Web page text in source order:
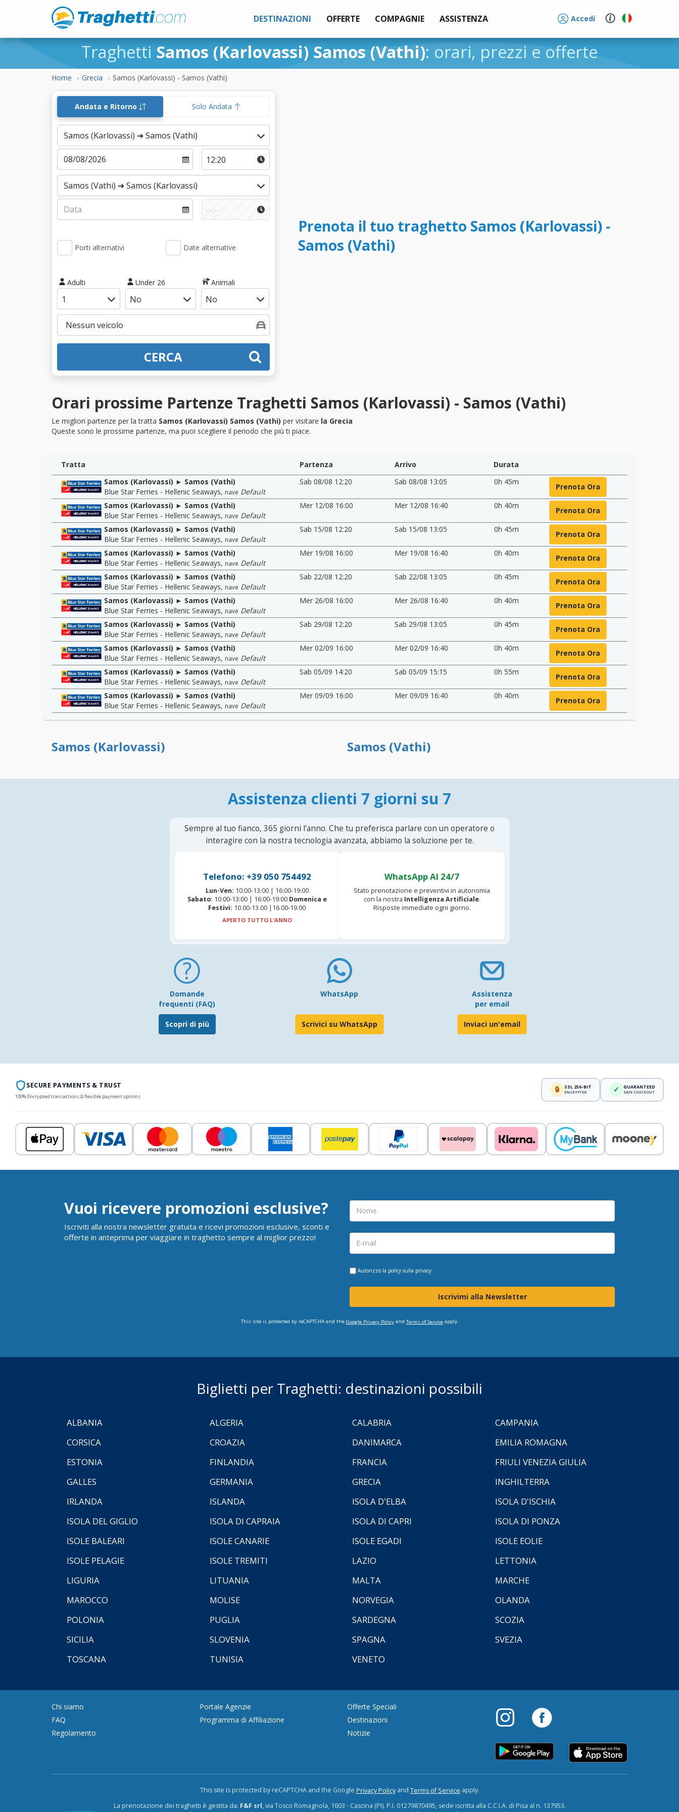
DESTINAZIONI OFFERTE COMPAGNIE ASSISTENZA Accedi
Traghetti Samos (Karlovassi) Samos (Vathi): orari, prezzi e offerte
Home Grecia Samos (Karlovassi) - Samos (Vathi)
Andata e Ritorno Solo Andata
Porti alternativi Date alternative
Adulti Under 26 Animali
CERCA
Prenota il tuo traghetto Samos (Karlovassi) -
Samos (Vathi)
Orari prossime Partenze Traghetti Samos (Karlovassi) - Samos (Vathi)
Le migliori partenze per la tratta Samos (Karlovassi) Samos (Vathi) per visitare la Grecia
Queste sono le prossime partenze, ma puoi scegliere il periodo che più ti piace.
Tratta Partenza Arrivo
Durata
Samos (Karlovassi) ► Samos (Vathi)
Blue Star Ferries - Hellenic Seaways, nave Default
Sab 08/08 12:20 Sab 08/08 13:05 0h 45m
Prenota Ora
Samos (Karlovassi) ► Samos (Vathi)
Blue Star Ferries - Hellenic Seaways, nave Default
Mer 12/08 16:00 Mer 12/08 16:40 0h 40m
Prenota Ora
Samos (Karlovassi) ► Samos (Vathi)
Blue Star Ferries - Hellenic Seaways, nave Default
Sab 15/08 12:20 Sab 15/08 13:05 0h 45m
Prenota Ora
Samos (Karlovassi) ► Samos (Vathi)
Blue Star Ferries - Hellenic Seaways, nave Default
Mer 19/08 16:00 Mer 19/08 16:40 0h 40m
Prenota Ora
Samos (Karlovassi) ► Samos (Vathi)
Blue Star Ferries - Hellenic Seaways, nave Default
Sab 22/08 12:20 Sab 22/08 13:05 0h 45m
Prenota Ora
Samos (Karlovassi) ► Samos (Vathi)
Blue Star Ferries - Hellenic Seaways, nave Default
Mer 26/08 16:00 Mer 26/08 16:40 0h 40m
Prenota Ora
Samos (Karlovassi) ► Samos (Vathi)
Blue Star Ferries - Hellenic Seaways, nave Default
Sab 29/08 12:20 Sab 29/08 13:05 0h 45m
Prenota Ora
Samos (Karlovassi) ► Samos (Vathi)
Blue Star Ferries - Hellenic Seaways, nave Default
Mer 02/09 16:00 Mer 02/09 16:40 0h 40m
Prenota Ora
Samos (Karlovassi) ► Samos (Vathi)
Blue Star Ferries - Hellenic Seaways, nave Default
Sab 05/09 14:20 Sab 05/09 15:15 0h 55m
Prenota Ora
Samos (Karlovassi) ► Samos (Vathi)
Blue Star Ferries - Hellenic Seaways, nave Default
Mer 09/09 16:00 Mer 09/09 16:40 0h 40m
Prenota Ora
Samos (Karlovassi) Samos (Vathi)
Assistenza clienti 7 giorni su 7
Sempre al tuo fianco, 365 giorni l'anno. Che tu preferisca parlare con un operatore o
interagire con la nostra tecnologia avanzata, abbiamo la soluzione per te.
Telefono: +39 050 754492
Lun-Ven: 10:00-13:00 | 16:00-19:00
Sabato: 10:00-13:00 | 16:00-19:00 Domenica e
Festivi: 10.00-13.00 |16.00-19.00
APERTO TUTTO L'ANNO
WhatsApp AI 24/7
Stato prenotazione e preventivi in autonomia
con la nostra Intelligenza Artificiale.
Risposte immediate ogni giorno.
Domande
frequenti (FAQ)
Scopri di più
WhatsApp
Scrivici su WhatsApp
Assistenza
per email
Inviaci un'email
SECURE PAYMENTS & TRUST
100% Encrypted transactions & flexible payment options
🔒 SSL 256-BIT
ENCRYPTED ✓ GUARANTEED
SAFE CHECKOUT
Vuoi ricevere promozioni esclusive?
Iscriviti alla nostra newsletter gratuita e ricevi promozioni esclusive, sconti e
offerte in anteprima per viaggiare in traghetto sempre al miglior prezzo!
Autorizzo la policy sulla privacy
Iscrivimi alla Newsletter
This site is protected by reCAPTCHA and the Google Privacy Policyand Terms of Serviceapply.
Biglietti per Traghetti: destinazioni possibili
ALBANIA ALGERIA CALABRIA
CAMPANIA
CORSICA
CROAZIA DANIMARCA
EMILIA ROMAGNA
ESTONIA
FINLANDIA FRANCIA
FRIULI VENEZIA GIULIA
GALLES
GERMANIA GRECIA
INGHILTERRA
IRLANDA
ISLANDA ISOLA D'ELBA
ISOLA D'ISCHIA
ISOLA DEL GIGLIO
ISOLA DI CAPRAIA ISOLA DI CAPRI
ISOLA DI PONZA
ISOLE BALEARI
ISOLE CANARIE ISOLE EGADI
ISOLE EOLIE
ISOLE PELAGIE
ISOLE TREMITI LAZIO
LETTONIA
LIGURIA
LITUANIA MALTA
MARCHE
MAROCCO
MOLISE NORVEGIA
OLANDA
POLONIA
PUGLIA SARDEGNA
SCOZIA
SICILIA
SLOVENIA SPAGNA
SVEZIA
TOSCANA
TUNISIA VENETO
Chi siamo
FAQ
Regolamento
Portale Agenzie
Programma di Affiliazione
Offerte Speciali
Destinazioni
Notizie
This site is protected by reCAPTCHA and the Google Privacy Policyand Terms of Service apply.
La prenotazione dei traghetti è gestita da: F&F srl, via Tosco Romagnola, 1603 - Cascina (PI). P.I. 01279870495, sede iscritta alla C.C.I.A. di Pisa al n. 137953.